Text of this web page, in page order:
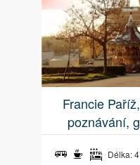
Francie
poznávání,
Délka: